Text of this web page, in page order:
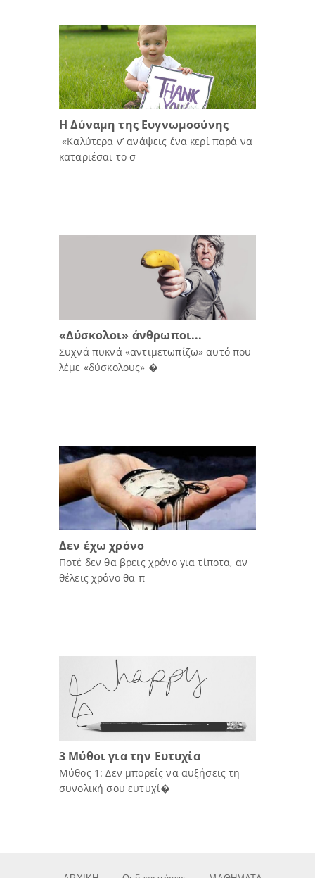
Η Δύναμη της Ευγνωμοσύνης
«Καλύτερα ν’ ανάψεις ένα κερί παρά να
καταριέσαι το σ
«Δύσκολοι» άνθρωποι...
Συχνά πυκνά «αντιμετωπίζω» αυτό που
λέμε «δύσκολους» �
Δεν έχω χρόνο
Ποτέ δεν θα βρεις χρόνο για τίποτα, αν
θέλεις χρόνο θα π
3 Μύθοι για την Ευτυχία
Μύθος 1: Δεν μπορείς να αυξήσεις τη
συνολική σου ευτυχί�